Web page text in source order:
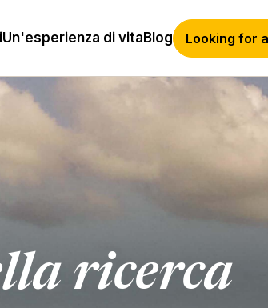
Un'esperienza di vita Blog Looking for
ricerca